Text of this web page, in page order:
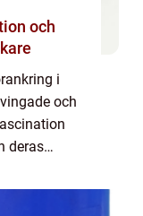
i
och
deras